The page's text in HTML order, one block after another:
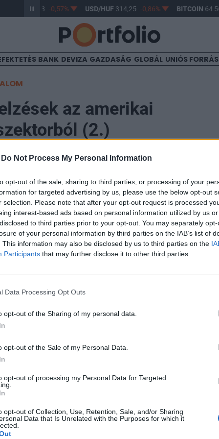
Do Not Process My Personal Information
opt-out of the sale, sharing to third parties, or processing of your
for targeted advertising by us, please use the below opt-out
selection. Please note that after your opt-out request is processed
interest-based ads based on personal information utilized by us
to third parties prior to your opt-out. You may separately
of your personal information by third parties on the IAB’s list of
This information may also be disclosed by us to third parties on the
Participants that may further disclose it to other third parties.
Data Processing Opt Outs
opt-out of the Sharing of my personal data.
opt-out of the Sale of my Personal Data.
opt-out of processing my Personal Data for Targeted
opt-out of Collection, Use, Retention, Sale, and/or Sharing
Data that Is Unrelated with the Purposes for which it
363,33 -0,57% USD/HUF314,25 -0,86% BITCOIN64
BANK DEVIZA GAZDASÁG GLOBÁL UNIÓS
az amerikai
(2.)
is jobban esett vissza a megkezdett házépítések
májusban. A 2.1 százalékos csökkenés 1.474
1.485 millió helyett. A jelentés pozitív oldalán
jobban jelző kiadott engedélyek évesített
nagyobb változás az előre jelzettnél
az április korrigált adat több éve legalacsonyabb
portfolio.hu hírarchívumához tartozik, melynek olvasása
tartalmazza:
cikkarchívum